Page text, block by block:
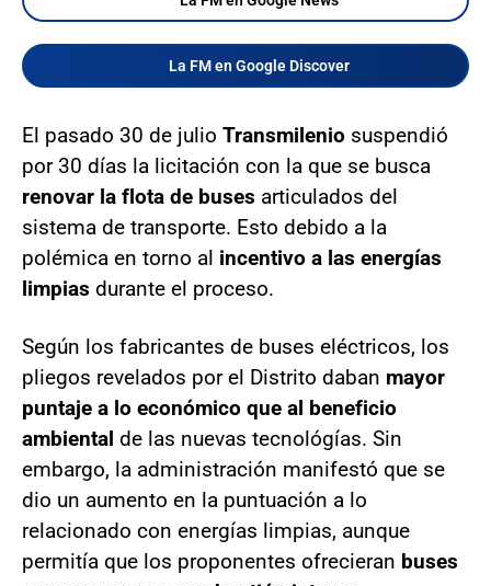
La FM en Google Discover
El pasado 30 de julio Transmilenio suspendió
por 30 días la licitación con la que se busca
renovar la flota de buses articulados del
sistema de transporte. Esto debido a la
polémica en torno al incentivo a las energías
limpias durante el proceso.
Según los fabricantes de buses eléctricos, los
pliegos revelados por el Distrito daban mayor
puntaje a lo económico que al beneficio
ambiental de las nuevas tecnológías. Sin
embargo, la administración manifestó que se
dio un aumento en la puntuación a lo
relacionado con energías limpias, aunque
permitía que los proponentes ofrecieran buses